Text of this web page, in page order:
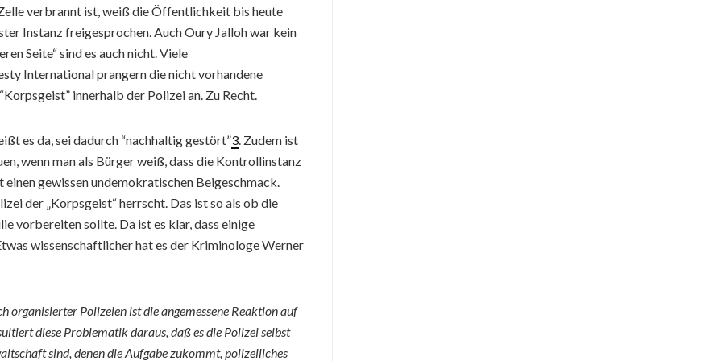
verbrannt ist, weiß die Öffentlichkeit bis heute
Instanz freigesprochen. Auch Oury Jalloh war kein
Seite“ sind es auch nicht. Viele
International prangern die nicht vorhandene
innerhalb der Polizei an. Zu Recht.
es da, sei dadurch “nachhaltig gestört”3. Zudem ist
wenn man als Bürger weiß, dass die Kontrollinstanz
gewissen undemokratischen Beigeschmack.
der „Korpsgeist“ herrscht. Das ist so als ob die
vorbereiten sollte. Da ist es klar, dass einige
wissenschaftlicher hat es der Kriminologe Werner
organisierter Polizeien ist die angemessene Reaktion auf
diese Problematik daraus, daß es die Polizei selbst
sind, denen die Aufgabe zukommt, polizeiliches